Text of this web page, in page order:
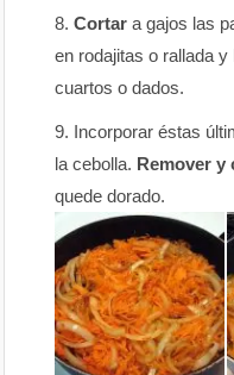
Cortar a gajos las
en rodajitas o rallada
cuartos o dados.
Incorporar éstas
la cebolla. Remover y
quede dorado.